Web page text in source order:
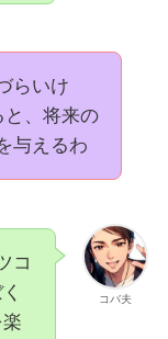
らいけ
と、将来の
与えるわ
コバ夫
コ